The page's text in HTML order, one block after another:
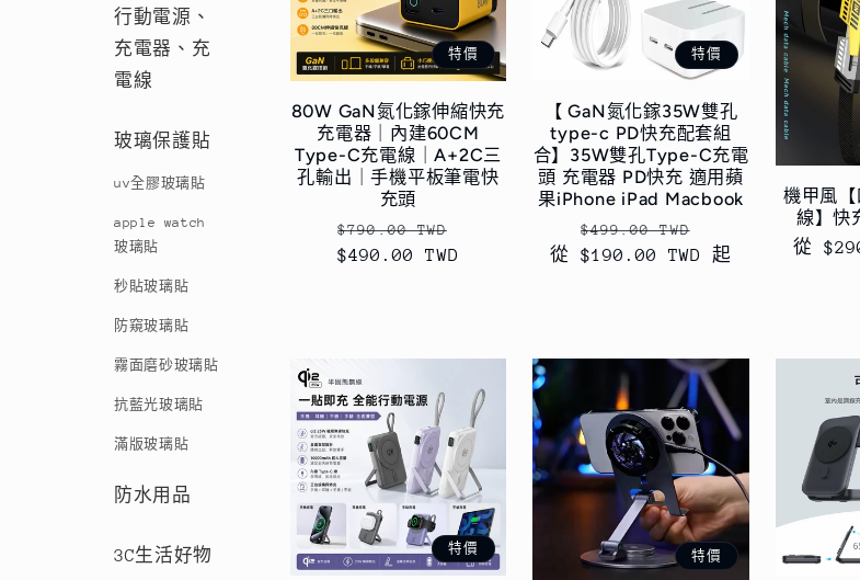
行動電源、
充電器、充
電線
玻璃保護貼
uv全膠玻璃貼
apple watch
玻璃貼
秒貼玻璃貼
防窺玻璃貼
霧面磨砂玻璃貼
抗藍光玻璃貼
滿版玻璃貼
防水用品
3C生活好物
特價
80W GaN氮化鎵伸縮快充
充電器｜內建60CM
Type-C充電線｜A+2C三
孔輸出｜手機平板筆電快
充頭
定
價
$790.00 TWD
$490.00 TWD
特價
【 GaN氮化鎵35W雙孔
type-c PD快充配套組
合】35W雙孔Type-C充電
頭 充電器 PD快充 適用蘋
果iPhone iPad Macbook
定
價
$499.00 TWD
價
從 $190.00 TWD 起
機甲風
線】快
定
從
特價 特價